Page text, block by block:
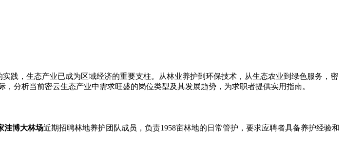
，生态产业已成为区域经济的重要支柱。从林业养护到环保技术，从生态农业到绿色服务，密
分析当前密云生态产业中需求旺盛的岗位类型及其发展趋势，为求职者提供实用指南。
洼博大林场近期招聘林地养护团队成员，负责1958亩林地的日常管护，要求应聘者具备养护经验和